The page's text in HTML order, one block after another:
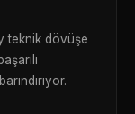
teknik dövüşe